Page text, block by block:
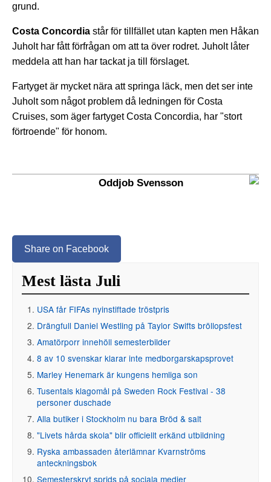
grund.
Costa Concordia står för tillfället utan kapten men Håkan
Juholt har fått förfrågan om att ta över rodret. Juholt låter
meddela att han har tackat ja till förslaget.
Fartyget är mycket nära att springa läck, men det ser inte
Juholt som något problem då ledningen för Costa
Cruises, som äger fartyget Costa Concordia, har "stort
förtroende" för honom.
Oddjob Svensson
Share on Facebook
Mest lästa Juli
USA får FIFAs nyinstiftade tröstpris
Drängfull Daniel Westling på Taylor Swifts bröllopsfest
Amatörporr innehöll semesterbilder
8 av 10 svenskar klarar inte medborgarskapsprovet
Marley Henemark är kungens hemliga son
Tusentals klagomål på Sweden Rock Festival - 38
personer duschade
Alla butiker i Stockholm nu bara Bröd & salt
"Livets hårda skola" blir officiellt erkänd utbildning
Ryska ambassaden återlämnar Kvarnströms
anteckningsbok
Semesterskryt sprids på sociala medier